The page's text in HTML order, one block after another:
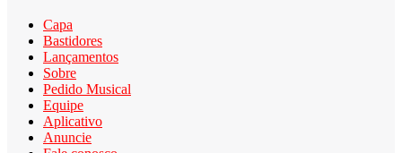
Capa
Bastidores
Lançamentos
Sobre
Pedido Musical
Equipe
Aplicativo
Anuncie